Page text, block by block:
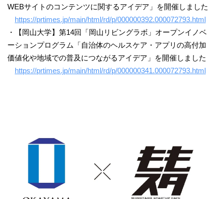
WEBサイトのコンテンツに関するアイデア」を開催しました
https://prtimes.jp/main/html/rd/p/000000392.000072793.html
・【岡山大学】第14回「岡山リビングラボ」オープンイノベ
ーションプログラム「自治体のヘルスケア・アプリの高付加
価値化や地域での普及につながるアイデア」を開催しました
https://prtimes.jp/main/html/rd/p/000000341.000072793.html